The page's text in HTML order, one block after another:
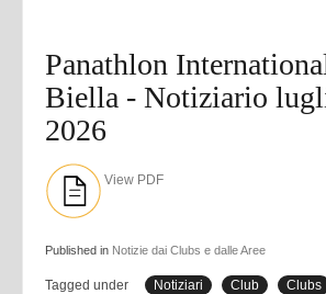
Panathlon
Biella - Notiziario
2026
View PDF
Published in Notizie dai Clubs e dalle Aree
Tagged under Notiziari Club Clubs